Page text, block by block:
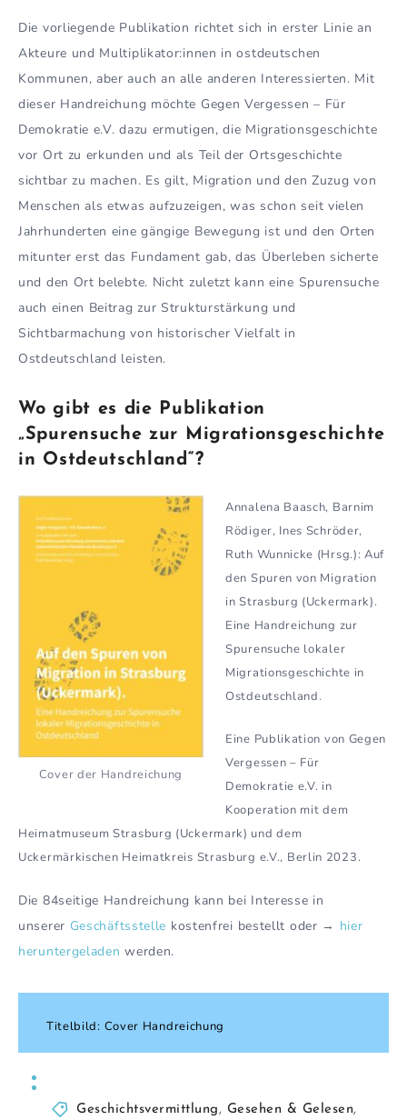
Die vorliegende Publikation richtet sich in erster Linie an
Akteure und Multiplikator:innen in ostdeutschen
Kommunen, aber auch an alle anderen Interessierten. Mit
dieser Handreichung möchte Gegen Vergessen – Für
Demokratie e.V. dazu ermutigen, die Migrationsgeschichte
vor Ort zu erkunden und als Teil der Ortsgeschichte
sichtbar zu machen. Es gilt, Migration und den Zuzug von
Menschen als etwas aufzuzeigen, was schon seit vielen
Jahrhunderten eine gängige Bewegung ist und den Orten
mitunter erst das Fundament gab, das Überleben sicherte
und den Ort belebte. Nicht zuletzt kann eine Spurensuche
auch einen Beitrag zur Strukturstärkung und
Sichtbarmachung von historischer Vielfalt in
Ostdeutschland leisten.
Wo gibt es die Publikation
„Spurensuche zur Migrationsgeschichte
in Ostdeutschland“?
Cover der Handreichung
Annalena Baasch, Barnim
Rödiger, Ines Schröder,
Ruth Wunnicke (Hrsg.): Auf
den Spuren von Migration
in Strasburg (Uckermark).
Eine Handreichung zur
Spurensuche lokaler
Migrationsgeschichte in
Ostdeutschland.
Eine Publikation von Gegen
Vergessen – Für
Demokratie e.V. in
Kooperation mit dem
Heimatmuseum Strasburg (Uckermark) und dem
Uckermärkischen Heimatkreis Strasburg e.V., Berlin 2023.
Die 84seitige Handreichung kann bei Interesse in
unserer Geschäftsstelle kostenfrei bestellt oder → hier
heruntergeladen werden.
Titelbild: Cover Handreichung
Geschichtsvermittlung, Gesehen & Gelesen,